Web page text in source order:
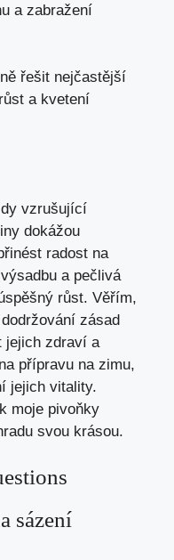
a zabražení
řešit nejčastější
a kvetení
vzrušující
dokážou
radost na
a pečlivá
růst. Věřím,
zásad
jejich zdraví a
přípravu na zimu,
jejich vitality.
moje pivoňky
svou krásou.
sázení